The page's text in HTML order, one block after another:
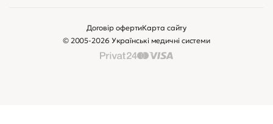
© 2005-2026 Українські медичні системи
Договір офертиКарта сайту